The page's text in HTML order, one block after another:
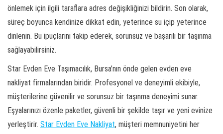
önlemek için ilgili taraflara adres değişikliğinizi bildirin. Son olarak,
süreç boyunca kendinize dikkat edin, yeterince su içip yeterince
dinlenin. Bu ipuçlarını takip ederek, sorunsuz ve başarılı bir taşınma
sağlayabilirsiniz.
Star Evden Eve Taşımacılık, Bursa’nın önde gelen evden eve
nakliyat firmalarından biridir. Profesyonel ve deneyimli ekibiyle,
müşterilerine güvenilir ve sorunsuz bir taşınma deneyimi sunar.
Eşyalarınızı özenle paketler, güvenli bir şekilde taşır ve yeni evinize
yerleştirir. Star Evden Eve Nakliyat, müşteri memnuniyetini her